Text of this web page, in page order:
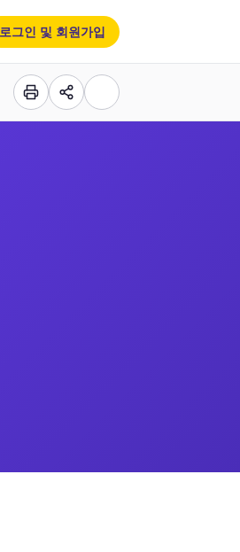
로그인 및 회원가입